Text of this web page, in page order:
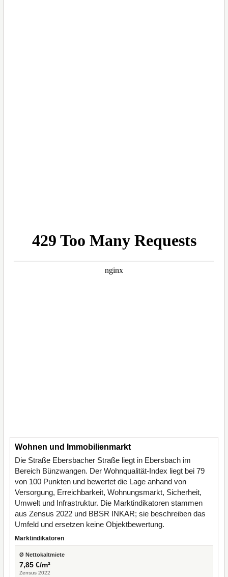
Wohnen und Immobilienmarkt
Die Straße Ebersbacher Straße liegt in Ebersbach im
Bereich Bünzwangen. Der Wohnqualität-Index liegt bei 79
von 100 Punkten und bewertet die Lage anhand von
Versorgung, Erreichbarkeit, Wohnungsmarkt, Sicherheit,
Umwelt und Infrastruktur. Die Marktindikatoren stammen
aus Zensus 2022 und BBSR INKAR; sie beschreiben das
Umfeld und ersetzen keine Objektbewertung.
Marktindikatoren
Ø Nettokaltmiete
7,85 €/m²
Zensus 2022